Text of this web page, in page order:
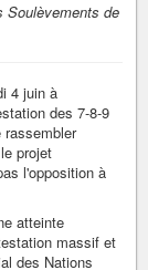
Soulèvements de
4 juin à
des 7-8-9
projet
l'opposition à
atteinte
massif et
des Nations